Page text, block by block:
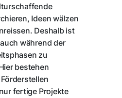
Ideen wälzen
Deshalb ist
während der
zu
bestehen
fertige Projekte